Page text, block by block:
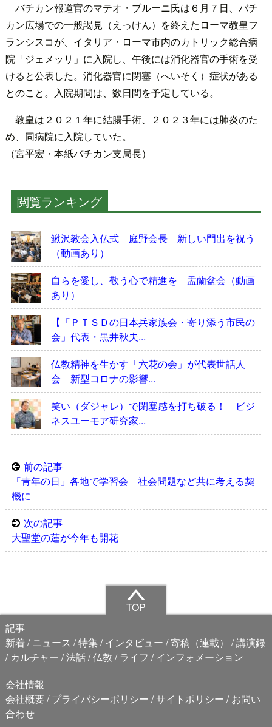
バチカン報道官のマテオ・ブルーニ氏は６月７日、バチ
カン広場での一般謁見（えっけん）を終えたローマ教皇フ
ランシスコが、イタリア・ローマ市内のカトリック総合病
院「ジェメッリ」に入院し、午後には消化器官の手術を受
けると公表した。消化器官に閉塞（へいそく）症状がある
とのこと。入院期間は、数日間を予定している。
教皇は２０２１年に結腸手術、２０２３年には肺炎のた
め、同病院に入院していた。
（宮平宏・本紙バチカン支局長）
閲覧ランキング
鰍沢教会入仏式 庭野会長 新しい門出を祝う
（動画あり）
自らを愛し、敬う心で精進を 盂蘭盆会（動画
あり）
【「ＰＴＳＤの日本兵家族会・寄り添う市民の
会」代表・黒井秋夫...
仏教精神を生かす「六花の会」が代表世話人
会 新型コロナの影響...
笑い（ダジャレ）で閉塞感を打ち破る！ ビジ
ネスユーモア研究家...
前の記事
「青年の日」各地で学習会 社会問題など共に考える契
機に
次の記事
大聖堂の蓮が今年も開花
TOP
記事
新着
ニュース 特集 インタビュー 寄稿（連載）
講演録
カルチャー 法話 仏教 ライフ
インフォメーション
会社情報
会社概要 プライバシーポリシー サイトポリシー
お問い
合わせ